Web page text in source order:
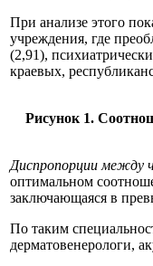
При анализе этого
учреждения, где
(2,91),
краевых,
Рисунок 1.
Диспропорции между
оптимальном
заключающаяся в
По таким
дерматовенерологи,